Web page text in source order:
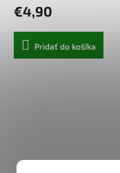
€4,90
Pridať do košíka